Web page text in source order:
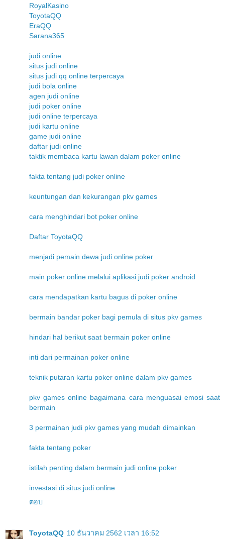
RoyalKasino
ToyotaQQ
EraQQ
Sarana365
judi online
situs judi online
situs judi qq online terpercaya
judi bola online
agen judi online
judi poker online
judi online terpercaya
judi kartu online
game judi online
daftar judi online
taktik membaca kartu lawan dalam poker online
fakta tentang judi poker online
keuntungan dan kekurangan pkv games
cara menghindari bot poker online
Daftar ToyotaQQ
menjadi pemain dewa judi online poker
main poker online melalui aplikasi judi poker android
cara mendapatkan kartu bagus di poker online
bermain bandar poker bagi pemula di situs pkv games
hindari hal berikut saat bermain poker online
inti dari permainan poker online
teknik putaran kartu poker online dalam pkv games
pkv games online bagaimana cara menguasai emosi saat
bermain
3 permainan judi pkv games yang mudah dimainkan
fakta tentang poker
istilah penting dalam bermain judi online poker
investasi di situs judi online
ตอบ
ToyotaQQ 10 ธันวาคม 2562 เวลา 16:52